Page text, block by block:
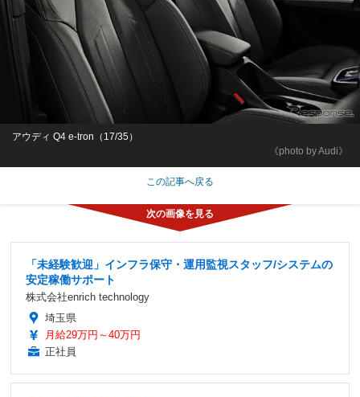
《photo by Audi》
アウディ Q4 e-tron（17/35）
この記事へ戻る
「未経験歓迎」インフラ保守・運用監視スタッフ/システムの
安定稼働サポート
株式会社enrich technology
埼玉県
月給29万円～40万円
正社員